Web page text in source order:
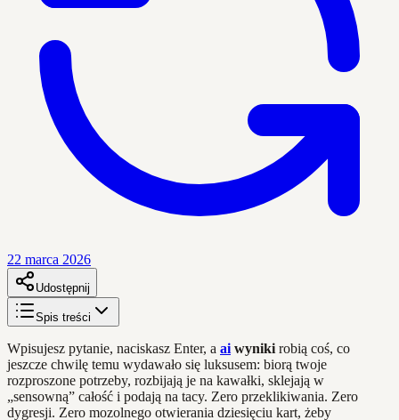
22 marca 2026
Udostępnij
Spis treści
Wpisujesz pytanie, naciskasz Enter, a ai wyniki robią coś, co
jeszcze chwilę temu wydawało się luksusem: biorą twoje
rozproszone potrzeby, rozbijają je na kawałki, sklejają w
„sensowną” całość i podają na tacy. Zero przeklikiwania. Zero
dygresji. Zero mozolnego otwierania dziesięciu kart, żeby